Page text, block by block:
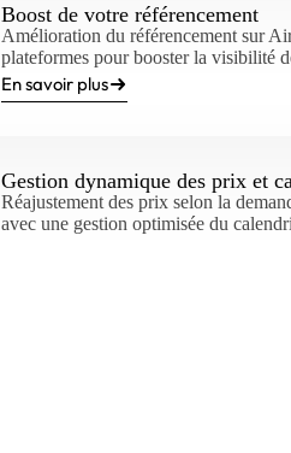
Boost de votre référencement
Amélioration du référencement sur
plateformes pour booster la visibilité
En savoir plus
Gestion dynamique des prix et
Réajustement des prix selon la
avec une gestion optimisée du